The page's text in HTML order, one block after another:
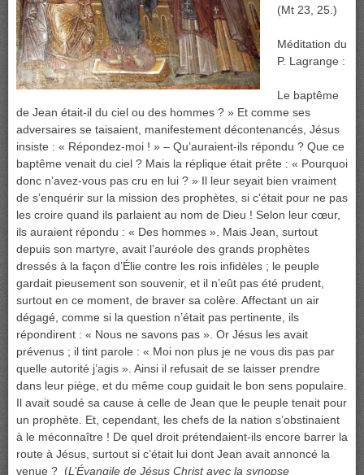
(Mt 23, 25.)
Méditation du
P. Lagrange :
Le baptême
de Jean était-il du ciel ou des hommes ? » Et comme ses
adversaires se taisaient, manifestement décontenancés, Jésus
insiste : « Répondez-moi ! » – Qu’auraient-ils répondu ? Que ce
baptême venait du ciel ? Mais la réplique était prête : « Pourquoi
donc n’avez-vous pas cru en lui ? » Il leur seyait bien vraiment
de s’enquérir sur la mission des prophètes, si c’était pour ne pas
les croire quand ils parlaient au nom de Dieu ! Selon leur cœur,
ils auraient répondu : « Des hommes ». Mais Jean, surtout
depuis son martyre, avait l’auréole des grands prophètes
dressés à la façon d’Élie contre les rois infidèles ; le peuple
gardait pieusement son souvenir, et il n’eût pas été prudent,
surtout en ce moment, de braver sa colère. Affectant un air
dégagé, comme si la question n’était pas pertinente, ils
répondirent : « Nous ne savons pas ». Or Jésus les avait
prévenus ; il tint parole : « Moi non plus je ne vous dis pas par
quelle autorité j’agis ». Ainsi il refusait de se laisser prendre
dans leur piège, et du même coup guidait le bon sens populaire.
Il avait soudé sa cause à celle de Jean que le peuple tenait pour
un prophète. Et, cependant, les chefs de la nation s’obstinaient
à le méconnaître ! De quel droit prétendaient-ils encore barrer la
route à Jésus, surtout si c’était lui dont Jean avait annoncé la
venue ? (L’Évangile de Jésus Christ avec la synopse